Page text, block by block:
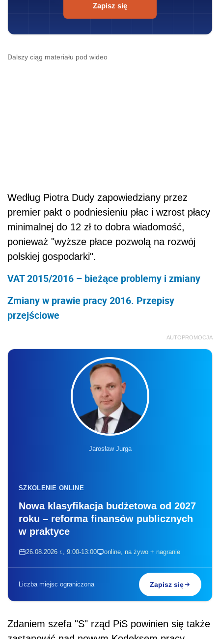
Zapisz się
Dalszy ciąg materiału pod wideo
Według Piotra Dudy zapowiedziany przez
premier pakt o podniesieniu płac i wzrost płacy
minimalnej do 12 zł to dobra wiadomość,
ponieważ "wyższe płace pozwolą na rozwój
polskiej gospodarki".
VAT 2015/2016 – bieżące problemy i zmiany
Zmiany w prawie pracy 2016. Przepisy
przejściowe
AUTOPROMOCJA
Jarosław Jurga
SZKOLENIE ONLINE
Nowa klasyfikacja budżetowa od 2027
roku – reforma finansów publicznych
w praktyce
26.08.2026 r., 9:00-13:00 online, na żywo + nagranie
Liczba miejsc ograniczona Zapisz się
Zdaniem szefa "S" rząd PiS powinien się także